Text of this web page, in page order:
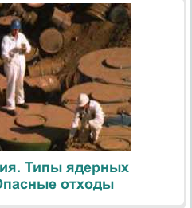
Типы ядерных
отходы